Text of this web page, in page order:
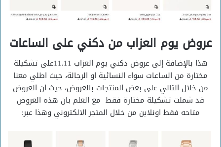
عروض يوم العزاب من دكني على الساعات
هذا بالإضافة إلى عروض دكني يوم العزاب 11.11على تشكيلة
مختارة من الساعات سواء النسائية او الرجالة، حيث اطلي معنا
من خلال التالي على بعض المنتجات بالعروض، حيث ان العروض
قد شملت تشكيلة مختارة فقط مع العلم بان هذه العروض
متاحه فقط اونلاين من خلال المتجر الالكتروني وهذا عبر: